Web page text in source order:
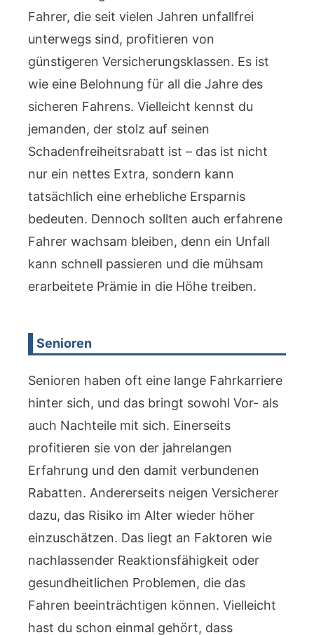
Fahrer, die seit vielen Jahren unfallfrei
unterwegs sind, profitieren von
günstigeren Versicherungsklassen. Es ist
wie eine Belohnung für all die Jahre des
sicheren Fahrens. Vielleicht kennst du
jemanden, der stolz auf seinen
Schadenfreiheitsrabatt ist – das ist nicht
nur ein nettes Extra, sondern kann
tatsächlich eine erhebliche Ersparnis
bedeuten. Dennoch sollten auch erfahrene
Fahrer wachsam bleiben, denn ein Unfall
kann schnell passieren und die mühsam
erarbeitete Prämie in die Höhe treiben.
Senioren
Senioren haben oft eine lange Fahrkarriere
hinter sich, und das bringt sowohl Vor- als
auch Nachteile mit sich. Einerseits
profitieren sie von der jahrelangen
Erfahrung und den damit verbundenen
Rabatten. Andererseits neigen Versicherer
dazu, das Risiko im Alter wieder höher
einzuschätzen. Das liegt an Faktoren wie
nachlassender Reaktionsfähigkeit oder
gesundheitlichen Problemen, die das
Fahren beeinträchtigen können. Vielleicht
hast du schon einmal gehört, dass